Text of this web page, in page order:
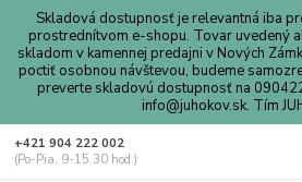
Skladová dostupnosť je relevantná iba
prostrednítvom e-shopu. Tovar uvedený
skladom v kamennej predajni v Nových
poctiť osobnou návštevou, budeme
preverte skladovú dostupnosť na
info@juhokov.sk. Tím
+421 904 222 002
(Po-Pia, 9-15.30 hod.)